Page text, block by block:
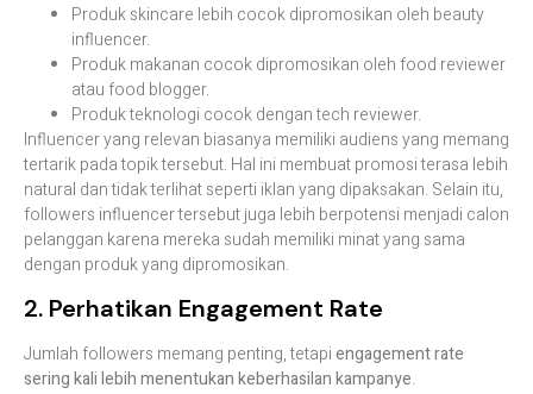
Produk skincare lebih cocok dipromosikan oleh beauty
influencer.
Produk makanan cocok dipromosikan oleh food reviewer
atau food blogger.
Produk teknologi cocok dengan tech reviewer.
Influencer yang relevan biasanya memiliki audiens yang memang
tertarik pada topik tersebut. Hal ini membuat promosi terasa lebih
natural dan tidak terlihat seperti iklan yang dipaksakan. Selain itu,
followers influencer tersebut juga lebih berpotensi menjadi calon
pelanggan karena mereka sudah memiliki minat yang sama
dengan produk yang dipromosikan.
2. Perhatikan Engagement Rate
Jumlah followers memang penting, tetapiengagement rate
sering kali lebih menentukan keberhasilan kampanye.